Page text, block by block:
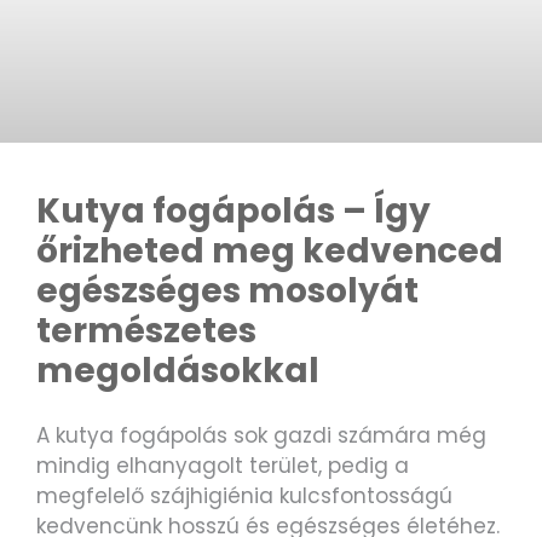
Kutya fogápolás – Így
őrizheted meg kedvenced
egészséges mosolyát
természetes
megoldásokkal
A kutya fogápolás sok gazdi számára még
mindig elhanyagolt terület, pedig a
megfelelő szájhigiénia kulcsfontosságú
kedvencünk hosszú és egészséges életéhez.